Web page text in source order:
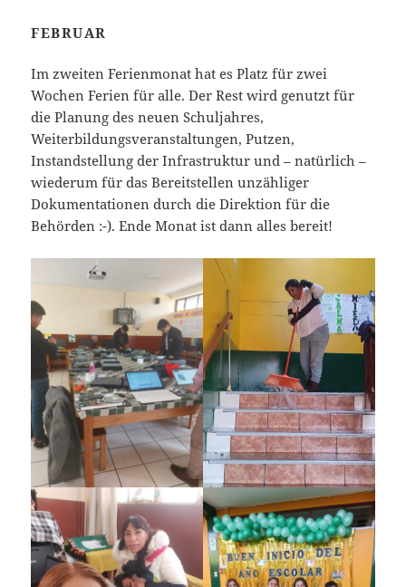
FEBRUAR
Im zweiten Ferienmonat hat es Platz für zwei
Wochen Ferien für alle. Der Rest wird genutzt für
die Planung des neuen Schuljahres,
Weiterbildungsveranstaltungen, Putzen,
Instandstellung der Infrastruktur und – natürlich –
wiederum für das Bereitstellen unzähliger
Dokumentationen durch die Direktion für die
Behörden :-). Ende Monat ist dann alles bereit!